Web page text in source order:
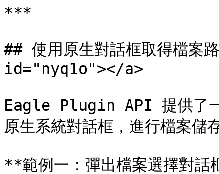
***
## 使用原生對話框取得檔
id="nyq1o"></a>
Eagle Plugin API 提供了
原生系統對話框，進行檔案儲
**範例一：彈出檔案選擇對話